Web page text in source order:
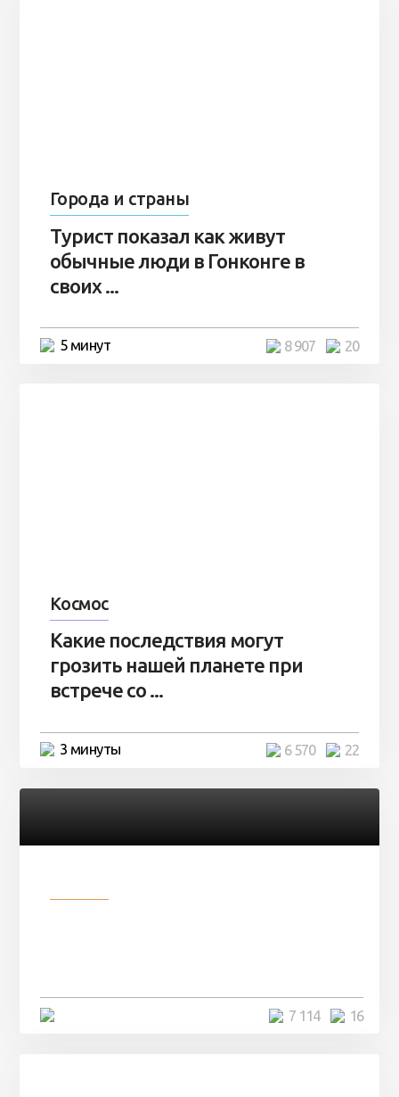
Города и страны
Турист показал как живут
обычные люди в Гонконге в
своих ...
5 минут 20
8 907
Космос
Какие последствия могут
грозить нашей планете при
встрече со ...
3 минуты 22
6 570
16
7 114